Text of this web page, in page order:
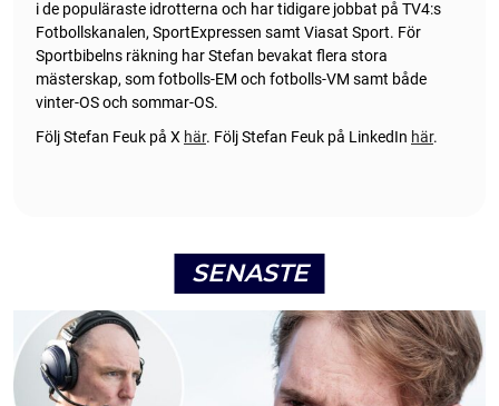
i de populäraste idrotterna och har tidigare jobbat på TV4:s
Fotbollskanalen, SportExpressen samt Viasat Sport. För
Sportbibelns räkning har Stefan bevakat flera stora
mästerskap, som fotbolls-EM och fotbolls-VM samt både
vinter-OS och sommar-OS.
Följ Stefan Feuk på X här. Följ Stefan Feuk på LinkedIn här.
SENASTE